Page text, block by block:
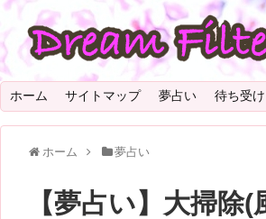
ホーム サイトマップ 夢占い 待ち受け
ホーム 夢占い
【夢占い】大掃除